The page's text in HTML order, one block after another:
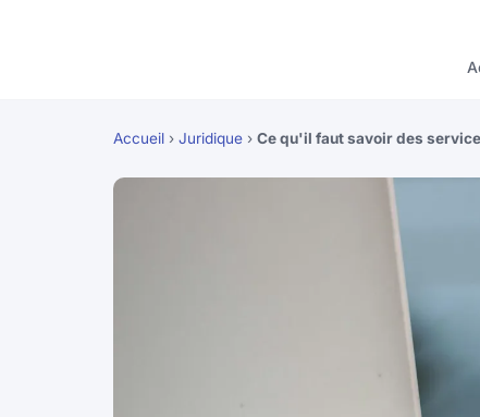
Accueil › Juridique › Ce qu'il faut savoir des